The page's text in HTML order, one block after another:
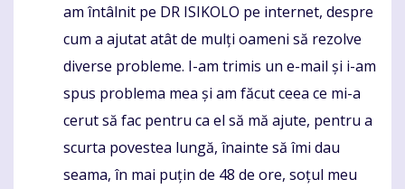
am întâlnit pe DR ISIKOLO pe internet, despre
cum a ajutat atât de mulți oameni să rezolve
diverse probleme. I-am trimis un e-mail și i-am
spus problema mea și am făcut ceea ce mi-a
cerut să fac pentru ca el să mă ajute, pentru a
scurta povestea lungă, înainte să îmi dau
seama, în mai puțin de 48 de ore, soțul meu